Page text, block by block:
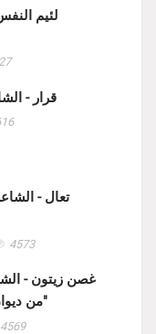
لئيم
قرار -
تعال -
4573
غصن زيتون -
من ديوان "طقوس ما بعد الأربعين"
4569